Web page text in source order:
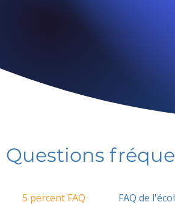
Questions
5 percent FAQ FAQ de